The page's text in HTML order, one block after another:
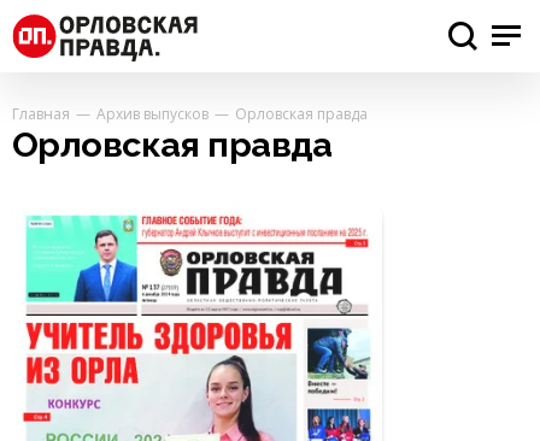
Главная Архив выпусков Орловская правда
Орловская правда